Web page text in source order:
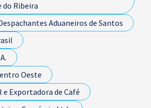
do Ribeira
Aduaneiros de Santos
Oeste
e Exportadora de Café